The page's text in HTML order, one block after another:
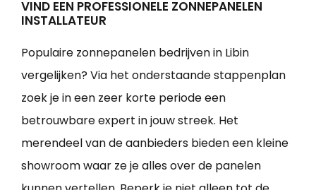
VIND EEN PROFESSIONELE ZONNEPANELEN
INSTALLATEUR
Populaire zonnepanelen bedrijven in Libin
vergelijken? Via het onderstaande stappenplan
zoek je in een zeer korte periode een
betrouwbare expert in jouw streek. Het
merendeel van de aanbieders bieden een kleine
showroom waar ze je alles over de panelen